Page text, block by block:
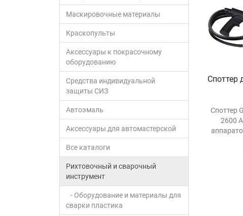
Маскировочные материалы
Краскопульты
Аксессуары к покрасочному
оборудованию
Средства индивидуальной
защиты СИЗ
Автоэмаль
Аксессуары для автомастерской
Все каталоги
Рихтовочный и сварочный
инструмент
- Оборудование и материалы для
сварки пластика
Споттер
Cпоттер
2600